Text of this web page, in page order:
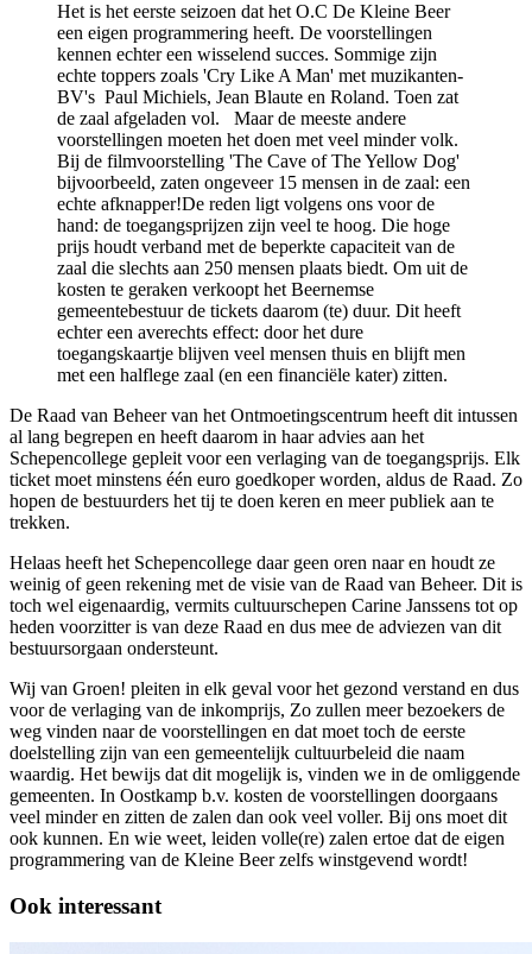
Het is het eerste seizoen dat het O.C De Kleine Beer
een eigen programmering heeft. De voorstellingen
kennen echter een wisselend succes. Sommige zijn
echte toppers zoals 'Cry Like A Man' met muzikanten-
BV's Paul Michiels, Jean Blaute en Roland. Toen zat
de zaal afgeladen vol. Maar de meeste andere
voorstellingen moeten het doen met veel minder volk.
Bij de filmvoorstelling 'The Cave of The Yellow Dog'
bijvoorbeeld, zaten ongeveer 15 mensen in de zaal: een
echte afknapper!De reden ligt volgens ons voor de
hand: de toegangsprijzen zijn veel te hoog. Die hoge
prijs houdt verband met de beperkte capaciteit van de
zaal die slechts aan 250 mensen plaats biedt. Om uit de
kosten te geraken verkoopt het Beernemse
gemeentebestuur de tickets daarom (te) duur. Dit heeft
echter een averechts effect: door het dure
toegangskaartje blijven veel mensen thuis en blijft men
met een halflege zaal (en een financiële kater) zitten.
De Raad van Beheer van het Ontmoetingscentrum heeft dit intussen
al lang begrepen en heeft daarom in haar advies aan het
Schepencollege gepleit voor een verlaging van de toegangsprijs. Elk
ticket moet minstens één euro goedkoper worden, aldus de Raad. Zo
hopen de bestuurders het tij te doen keren en meer publiek aan te
trekken.
Helaas heeft het Schepencollege daar geen oren naar en houdt ze
weinig of geen rekening met de visie van de Raad van Beheer. Dit is
toch wel eigenaardig, vermits cultuurschepen Carine Janssens tot op
heden voorzitter is van deze Raad en dus mee de adviezen van dit
bestuursorgaan ondersteunt.
Wij van Groen! pleiten in elk geval voor het gezond verstand en dus
voor de verlaging van de inkomprijs, Zo zullen meer bezoekers de
weg vinden naar de voorstellingen en dat moet toch de eerste
doelstelling zijn van een gemeentelijk cultuurbeleid die naam
waardig. Het bewijs dat dit mogelijk is, vinden we in de omliggende
gemeenten. In Oostkamp b.v. kosten de voorstellingen doorgaans
veel minder en zitten de zalen dan ook veel voller. Bij ons moet dit
ook kunnen. En wie weet, leiden volle(re) zalen ertoe dat de eigen
programmering van de Kleine Beer zelfs winstgevend wordt!
Ook interessant